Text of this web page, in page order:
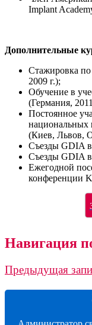
Implant
Дополнительные
Стажировка по
2009 г.);
Обучение в
(Германия,
Постоянное
национальных
(Киев, Львов,
Съезды GDIA в
Съезды GDIA
Ежегодной
конференции
Навигация
Предыдущая